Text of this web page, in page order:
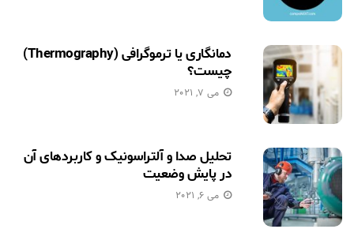
دمانگاری یا ترموگرافی (Thermography)
چیست؟
می 7, 2021
تحلیل صدا و آلتراسونیک و کاربردهای آن
در پایش وضعیت
می 6, 2021